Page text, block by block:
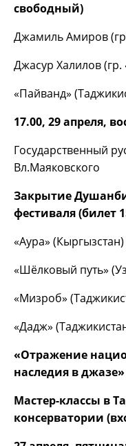
свободный)
Джамиль Амиров
Джасур Халилов (гр.
«Пайванд»
17.00, 29 апреля,
Государственный
Вл.Маяковского
Закрытие
фестиваля (билет
«Аура» (Кыргызстан)
«Шёлковый путь»
«Мизроб»
«Дадж»
«Отражение
наследия в джазе»
Мастер-классы в
консерватории